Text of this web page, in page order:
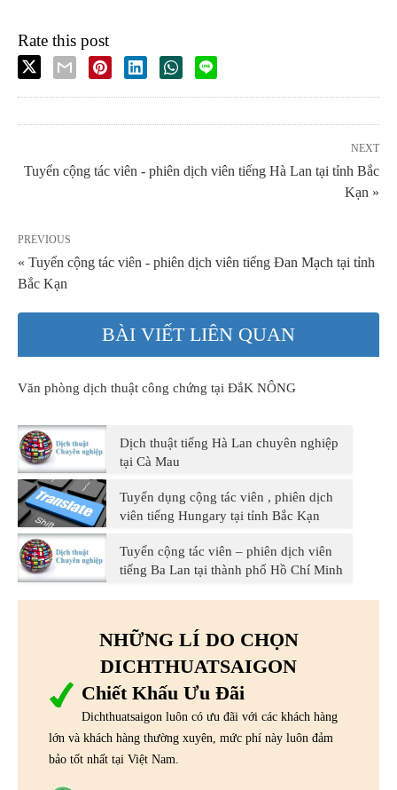
Rate this post
NEXT
Tuyển cộng tác viên - phiên dịch viên tiếng Hà Lan tại tỉnh Bắc
Kạn »
PREVIOUS
« Tuyển cộng tác viên - phiên dịch viên tiếng Đan Mạch tại tỉnh
Bắc Kạn
BÀI VIẾT LIÊN QUAN
Văn phòng dịch thuật công chứng tại ĐắK NÔNG
Dịch thuật tiếng Hà Lan chuyên nghiệp
tại Cà Mau
Tuyển dụng cộng tác viên , phiên dịch
viên tiếng Hungary tại tỉnh Bắc Kạn
Tuyển cộng tác viên – phiên dịch viên
tiếng Ba Lan tại thành phố Hồ Chí Minh
NHỮNG LÍ DO CHỌN
DICHTHUATSAIGON
Chiết Khấu Ưu Đãi
Dichthuatsaigon luôn có ưu đãi với các khách hàng
lớn và khách hàng thường xuyên, mức phí này luôn đảm
bảo tốt nhất tại Việt Nam.